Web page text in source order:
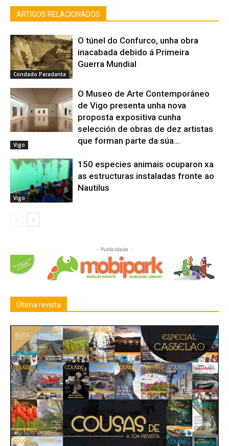
ARTIGOS RELACIONADOS
Condado Paradanta
O túnel do Confurco, unha obra
inacabada debido á Primeira
Guerra Mundial
Vigo
O Museo de Arte Contemporáneo
de Vigo presenta unha nova
proposta expositiva cunha
selección de obras de dez artistas
que forman parte da súa...
Vigo
150 especies animais ocuparon xa
as estructuras instaladas fronte ao
Nautilus
- Publicidade -
Última revista